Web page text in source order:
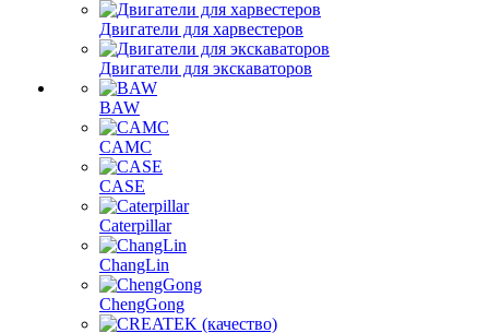
Двигатели для харвестеров
Двигатели для экскаваторов
BAW
CAMC
CASE
Caterpillar
ChangLin
ChengGong